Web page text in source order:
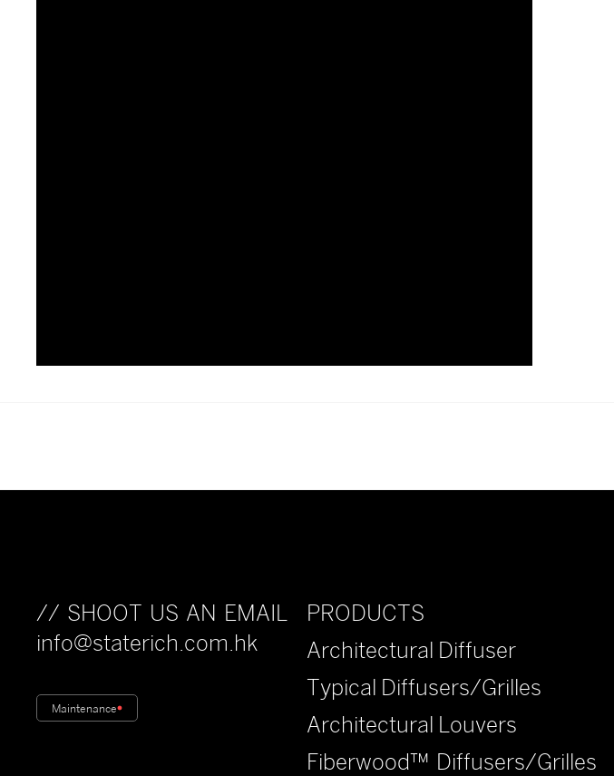
// SHOOT US AN EMAIL
info@staterich.com.hk
Maintenance
PRODUCTS
Architectural Diffuser
Typical Diffusers/Grilles
Architectural Louvers
Fiberwood™ Diffusers/Grilles